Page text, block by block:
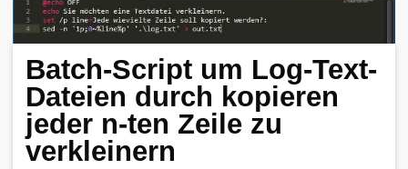
Batch-Script um Log-Text-
Dateien durch kopieren
jeder n-ten Zeile zu
verkleinern